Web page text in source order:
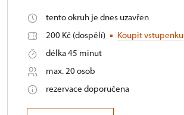
tento okruh je dnes uzavřen
200 Kč (dospělí)
Koupit vstupenku
délka 45 minut
max. 20 osob
rezervace doporučena